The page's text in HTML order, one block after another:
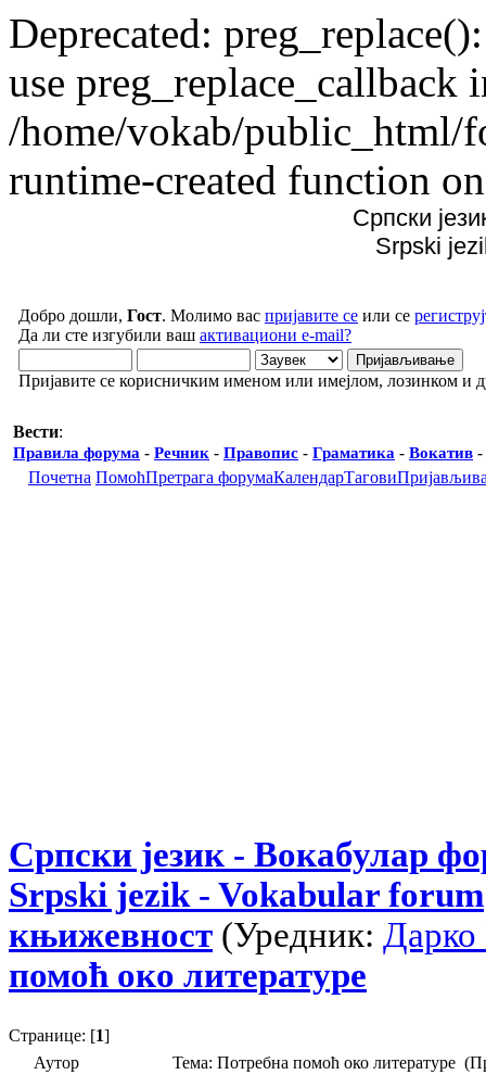
Deprecated:
use preg_replace_callback
/home/vokab/public_html/
runtime-created function
Српски
Srpski
Добро дошли, Гост. Молимо вас пријавите се или се
Да ли сте изгубили ваш активациони e-mail?
Пријавите се корисничким именом или имејлом, лозинком и
Вести:
Правила форума - Речник - Правопис - Граматика - Вокатив -
Почетна ПомоћПретрага форумаКалендарТагови
Српски језик - Вокабулар
Srpski jezik - Vokabular forum
књижевност (Уредник: Дарко
помоћ око литературе
Странице: [1]
Аутор
Тема: Потребна помоћ око литературе